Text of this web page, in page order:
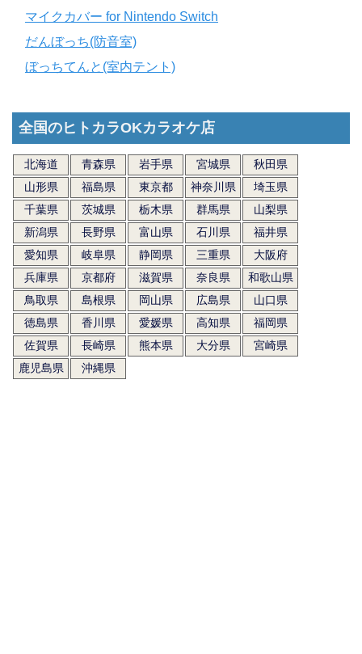
マイクカバー for Nintendo Switch
だんぼっち(防音室)
ぼっちてんと(室内テント)
全国のヒトカラOKカラオケ店
北海道 青森県 岩手県 宮城県
秋田県
山形県
福島県 東京都 神奈川県
埼玉県
千葉県
茨城県 栃木県 群馬県
山梨県
新潟県
長野県 富山県 石川県
福井県
愛知県
岐阜県 静岡県 三重県
大阪府
兵庫県
京都府 滋賀県 奈良県
和歌山県
鳥取県
島根県 岡山県 広島県
山口県
徳島県
香川県 愛媛県 高知県
福岡県
佐賀県
長崎県 熊本県 大分県
宮崎県
鹿児島県
沖縄県